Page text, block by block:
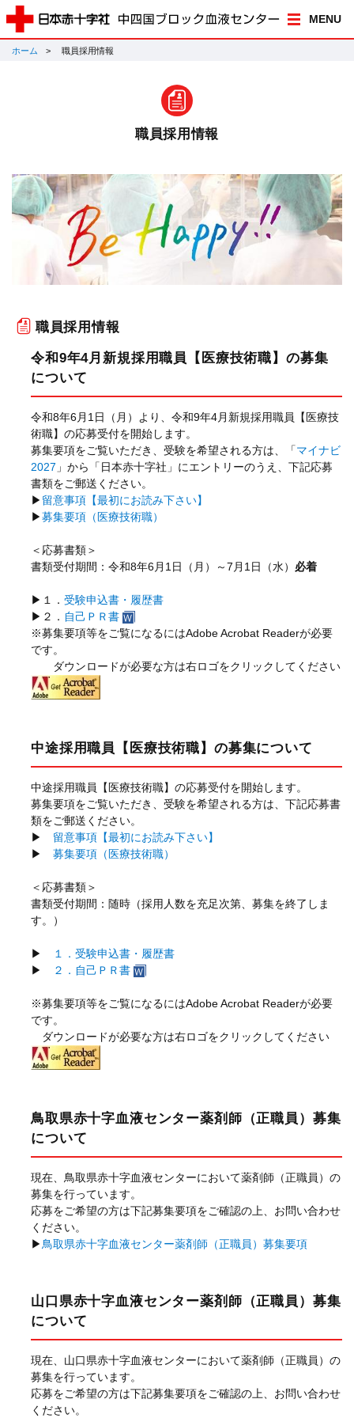
MENU
ホーム 職員採用情報
職員採用情報
職員採用情報
令和9年4月新規採用職員【医療技術職】の募集
について
令和8年6月 1 日（月）より、令和9年4月新規採用職員【医療技
術職】の応募受付を開始します。
募集要項をご覧いただき、受験を希望される方は、「マイナビ
2027 」から「日本赤十字社」にエントリーのうえ、下記応募
書類をご郵送ください。
▶ 留意事項【最初にお読み下さい】
▶募集要項（医療技術職）
＜応募書類＞
書類受付期間：令和8年6月 1 日（月）～7 月 1 日（水） 必着
▶１． 受験申込書・履歴書
▶２． 自己ＰＲ書
※募集要項等をご覧になるにはAdobe Acrobat Readerが必要
です。
ダウンロードが必要な方は右ロゴをクリックしてください
中途採用職員【医療技術職】の募集について
中途採用職員【医療技術職】の応募受付を開始します。
募集要項をご覧いただき、受験を希望される方は、下記応募書
類をご郵送ください。
▶
留意事項【最初にお読み下さい】
▶
募集要項（医療技術職）
＜応募書類＞
書類受付期間：随時（採用人数を充足次第、募集を終了しま
す。）
▶
１．受験申込書・履歴書
▶
２．自己ＰＲ書
※募集要項等をご覧になるにはAdobe Acrobat Readerが必要
です。
ダウンロードが必要な方は右ロゴをクリックしてください
鳥取県赤十字血液センター薬剤師（正職員）募集
について
現在、鳥取県赤十字血液センターにおいて薬剤師（正職員）の
募集を行っています。
応募をご希望の方は下記募集要項をご確認の上、お問い合わせ
ください。
▶ 鳥取県赤十字血液センター薬剤師（正職員）募集要項
山口県赤十字血液センター薬剤師（正職員）募集
について
現在、山口県赤十字血液センターにおいて薬剤師（正職員）の
募集を行っています。
応募をご希望の方は下記募集要項をご確認の上、お問い合わせ
ください。